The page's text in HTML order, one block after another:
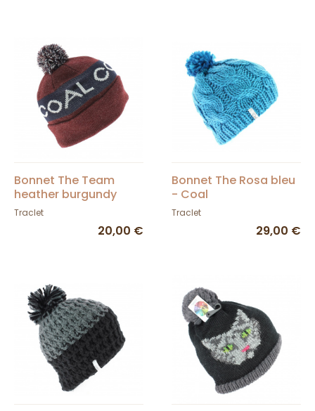
Bonnet The Team
heather burgundy
Coal
Traclet
20,00 €
Bonnet The Rosa bleu
- Coal
Traclet
29,00 €